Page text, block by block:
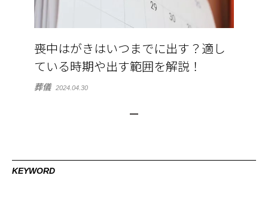
喪中はがきはいつまでに出す？適し
ている時期や出す範囲を解説！
葬儀 2024.04.30
KEYWORD